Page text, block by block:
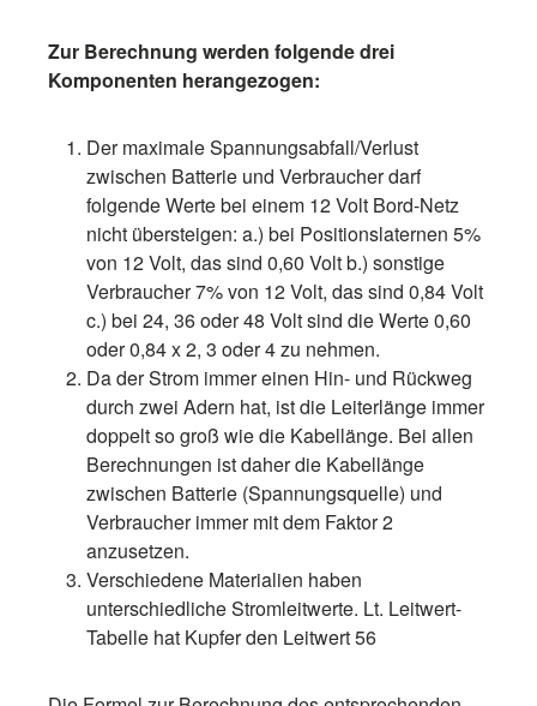
Zur Berechnung werden folgende drei
Komponenten herangezogen:
Der maximale Spannungsabfall/Verlust
zwischen Batterie und Verbraucher darf
folgende Werte bei einem 12 Volt Bord-Netz
nicht übersteigen: a.) bei Positionslaternen 5%
von 12 Volt, das sind 0,60 Volt b.) sonstige
Verbraucher 7% von 12 Volt, das sind 0,84 Volt
c.) bei 24, 36 oder 48 Volt sind die Werte 0,60
oder 0,84 x 2, 3 oder 4 zu nehmen.
Da der Strom immer einen Hin- und Rückweg
durch zwei Adern hat, ist die Leiterlänge immer
doppelt so groß wie die Kabellänge. Bei allen
Berechnungen ist daher die Kabellänge
zwischen Batterie (Spannungsquelle) und
Verbraucher immer mit dem Faktor 2
anzusetzen.
Verschiedene Materialien haben
unterschiedliche Stromleitwerte. Lt. Leitwert-
Tabelle hat Kupfer den Leitwert 56